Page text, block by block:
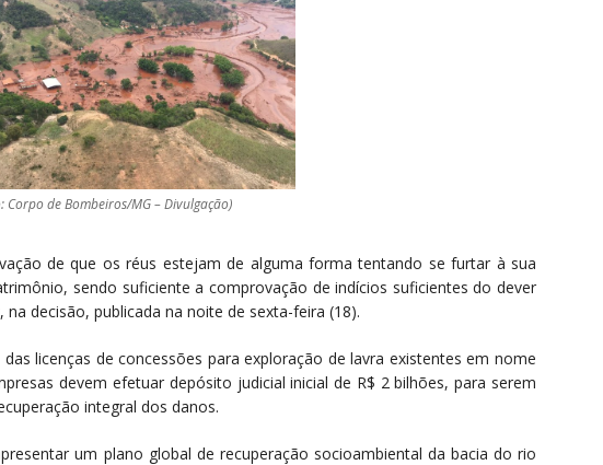
Corpo de Bombeiros/MG – Divulgação)
de que os réus estejam de alguma forma tentando se furtar à sua
sendo suficiente a comprovação de indícios suficientes do dever
decisão, publicada na noite de sexta-feira (18).
licenças de concessões para exploração de lavra existentes em nome
devem efetuar depósito judicial inicial de R$ 2 bilhões, para serem
integral dos danos.
um plano global de recuperação socioambiental da bacia do rio